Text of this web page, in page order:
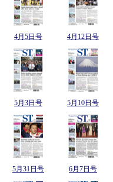
4月5日号 4月12日号
5月3日号 5月10日号
5月31日号 6月7日号